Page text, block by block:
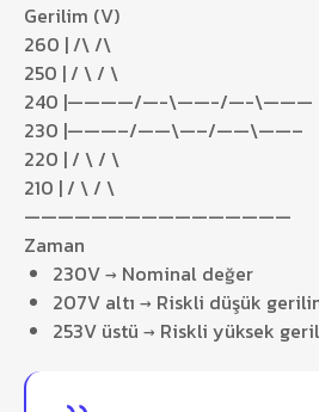
Gerilim (V)
260 | /\ /\
250 | / \ / \
240 |————/—-\——-/—-\———
230 |———–/——\—–/——\——–
220 | / \ / \
210 | / \ / \
————————————————
Zaman
230V → Nominal değer
207V altı → Riskli düşük
253V üstü → Riskli yüksek